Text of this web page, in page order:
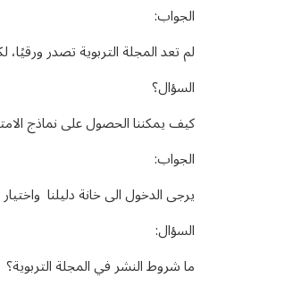
الجواب:
لم تعد المجلة التربوية تصدر ورقيًا،
السؤال؟
كيف يمكننا الحصول على نماذج
الجواب:
يرجى الدخول الى خانة دليلنا
السؤال:
ما شروط النشر في المجلة التربوية؟